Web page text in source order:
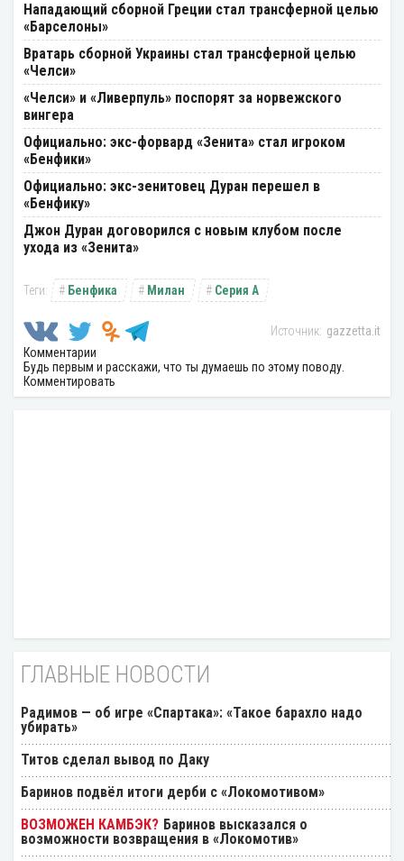
Нападающий сборной Греции стал трансферной целью
«Барселоны»
Вратарь сборной Украины стал трансферной целью
«Челси»
«Челси» и «Ливерпуль» поспорят за норвежского
вингера
Официально: экс-форвард «Зенита» стал игроком
«Бенфики»
Официально: экс-зенитовец Дуран перешел в
«Бенфику»
Джон Дуран договорился с новым клубом после
ухода из «Зенита»
Бенфика Милан Серия А
gazzetta.it
Комментарии
Будь первым и расскажи, что ты думаешь по этому поводу.
Комментировать
ГЛАВНЫЕ НОВОСТИ
Радимов — об игре «Спартака»: «Такое барахло надо
убирать»
Титов сделал вывод по Даку
Баринов подвёл итоги дерби с «Локомотивом»
Баринов высказался о
возможности возвращения в «Локомотив»